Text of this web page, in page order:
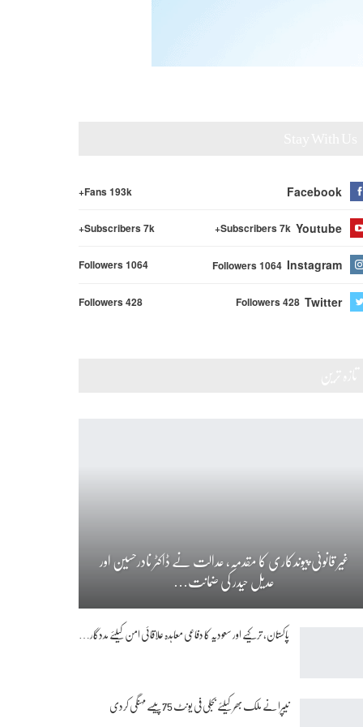
Facebook
Fans 193k+
Youtube
Subscribers 7k+
Subscribers 7k+
Instagram
Followers 1064
Followers 1064
Twitter
Followers 428
Followers 428
غیر قانونی پیوندکاری کا مقدمہ، عدالت نے ڈاکٹر نادرحسین اور
عدیل حیدر کی ضمانت…
پاکستان، ترکیے اور سعودیہ کا دفاعی معاہدہ علاقائی امن کیلئے مددگار…
نیپرا نے ملک بھر کیلئے بجلی فی یونٹ 75 پیسے مہنگی کردی